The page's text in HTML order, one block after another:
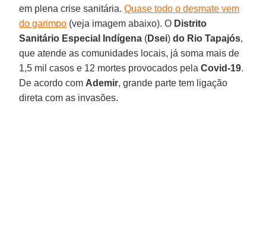
em plena crise sanitária.Quase todo o desmate vem
do garimpo (veja imagem abaixo). O Distrito
Sanitário Especial Indígena (Dsei)do Rio Tapajós,
que atende as comunidades locais, já soma mais de
1,5 mil casos e 12 mortes provocados pelaCovid-19.
De acordo com Ademir, grande parte tem ligação
direta com as invasões.